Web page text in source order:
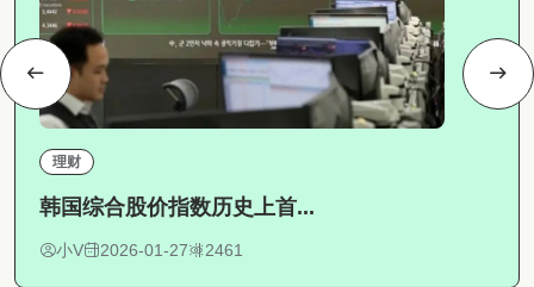
理财
韩国综合股价指数历史上首...
小V 2026-01-27 2461